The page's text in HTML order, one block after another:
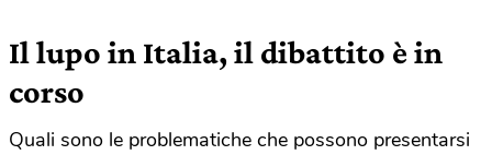
Il lupo in Italia, il dibattito è in
corso
Quali sono le problematiche che possono presentarsi